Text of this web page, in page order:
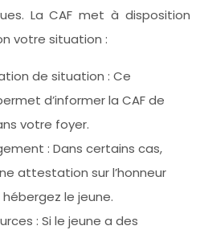
La CAF met à disposition
votre situation :
de situation : Ce
d’informer la CAF de
votre foyer.
: Dans certains cas,
attestation sur l’honneur
le jeune.
: Si le jeune a des